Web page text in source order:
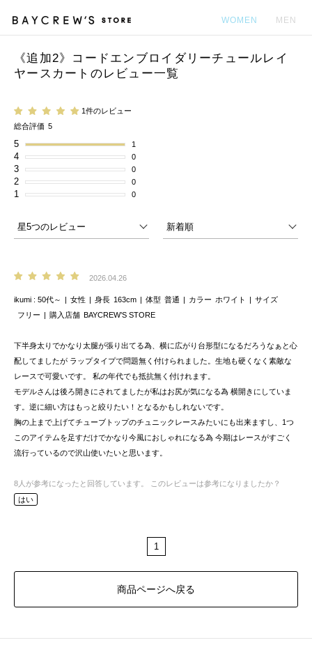
WOMEN MEN
《追加2》コードエンブロイダリーチュールレイ
ヤースカートのレビュー一覧
1件のレビュー
総合評価 5
5 1
4 0
3 0
2 0
1 0
2026.04.26
ikumi 50代～ 女性 身長 163cm 体型 普通 カラー ホワイト
サイズ
フリー
購入店舗 BAYCREW’S STORE
下半身太りでかなり太腿が張り出てる為、横に広がり台形型になるだろうなぁと心
配してましたが ラップタイプで問題無く付けられました。生地も硬くなく素敵な
レースで可愛いです。 私の年代でも抵抗無く付けれます。
モデルさんは後ろ開きにされてましたが私はお尻が気になる為 横開きにしていま
す。逆に細い方はもっと絞りたい！となるかもしれないです。
胸の上まで上げてチューブトップのチュニックレースみたいにも出来ますし、1つ
このアイテムを足すだけでかなり今風におしゃれになる為 今期はレースがすごく
流行っているので沢山使いたいと思います。
8 人が参考になったと回答しています。
このレビューは参考になりましたか？
はい
1
商品ページへ戻る